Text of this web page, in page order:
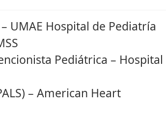
UMAE Hospital de Pediatría
Pediátrica – Hospital
– American Heart